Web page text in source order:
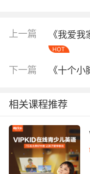
上一篇 《我爱
HOT
下一篇 《十个
相关课程推荐